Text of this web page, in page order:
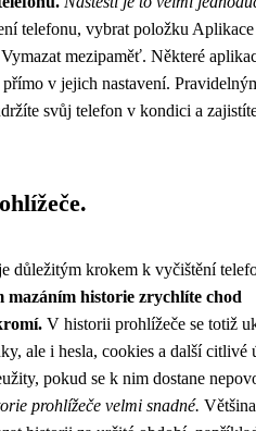
telefonu, vybrat položku Aplikace
mezipaměť. Některé
v jejich nastavení.
svůj telefon v kondici a
důležitým krokem k vyčištění
mazáním historie zrychlíte chod
V historii prohlížeče se totiž
ale i hesla, cookies a další citlivé
pokud se k nim dostane
prohlížeče velmi snadné. Většina